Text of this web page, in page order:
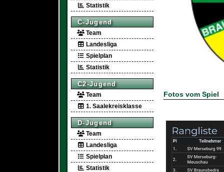
Statistik
C-Jugend
Team
Landesliga
Spielplan
Statistik
C2-Jugend
Team
1. Saalekreisklasse
D-Jugend
Team
Landesliga
Spielplan
Statistik
Fotos vom Spiel